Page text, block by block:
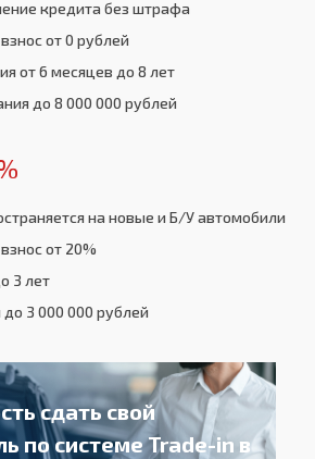
кредита без штрафа
от 0 рублей
от 6 месяцев до 8 лет
до 8 000 000 рублей
на новые и Б/У автомобили
от 20%
3 лет
3 000 000 рублей
сдать свой
по системе Trade-in в